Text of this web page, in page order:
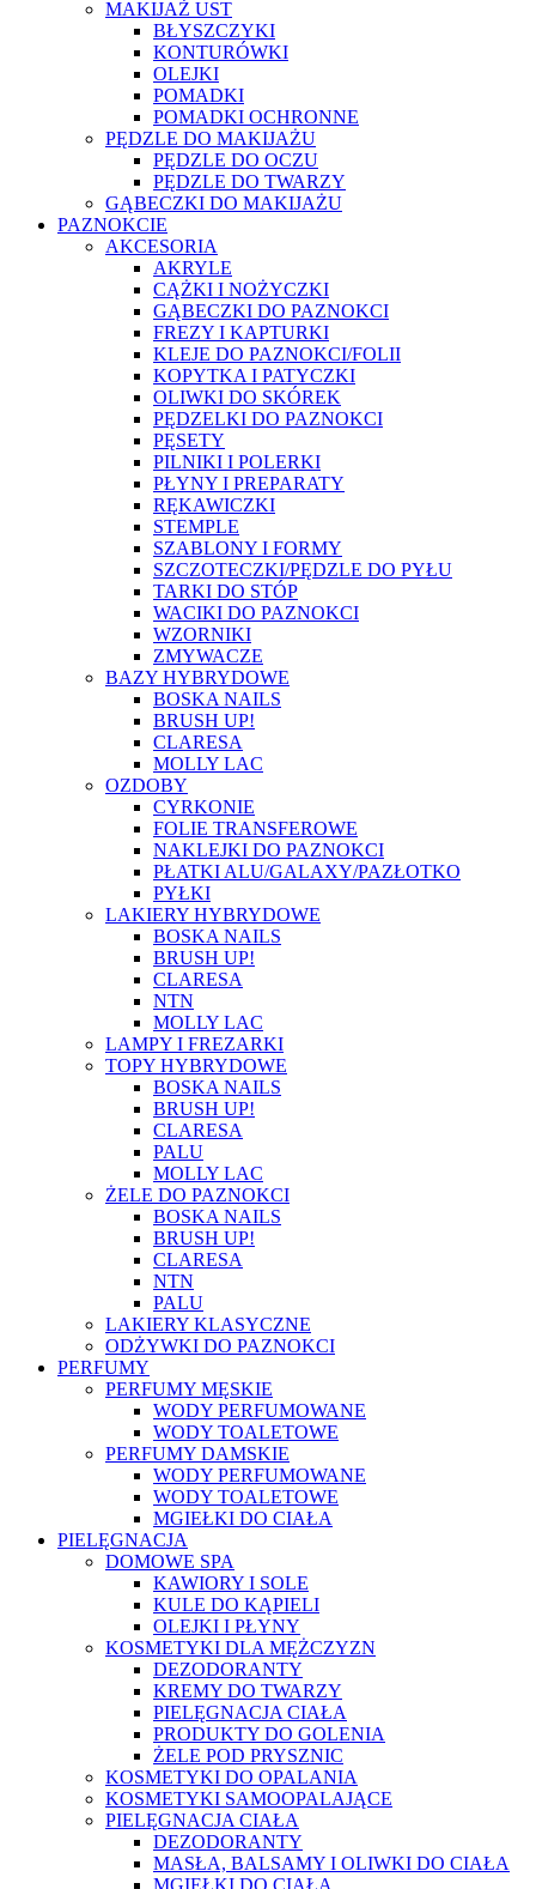
MAKIJAŻ UST
BŁYSZCZYKI
KONTURÓWKI
OLEJKI
POMADKI
POMADKI OCHRONNE
PĘDZLE DO MAKIJAŻU
PĘDZLE DO OCZU
PĘDZLE DO TWARZY
GĄBECZKI DO MAKIJAŻU
PAZNOKCIE
AKCESORIA
AKRYLE
CĄŻKI I NOŻYCZKI
GĄBECZKI DO PAZNOKCI
FREZY I KAPTURKI
KLEJE DO PAZNOKCI/FOLII
KOPYTKA I PATYCZKI
OLIWKI DO SKÓREK
PĘDZELKI DO PAZNOKCI
PĘSETY
PILNIKI I POLERKI
PŁYNY I PREPARATY
RĘKAWICZKI
STEMPLE
SZABLONY I FORMY
SZCZOTECZKI/PĘDZLE DO PYŁU
TARKI DO STÓP
WACIKI DO PAZNOKCI
WZORNIKI
ZMYWACZE
BAZY HYBRYDOWE
BOSKA NAILS
BRUSH UP!
CLARESA
MOLLY LAC
OZDOBY
CYRKONIE
FOLIE TRANSFEROWE
NAKLEJKI DO PAZNOKCI
PŁATKI ALU/GALAXY/PAZŁOTKO
PYŁKI
LAKIERY HYBRYDOWE
BOSKA NAILS
BRUSH UP!
CLARESA
NTN
MOLLY LAC
LAMPY I FREZARKI
TOPY HYBRYDOWE
BOSKA NAILS
BRUSH UP!
CLARESA
PALU
MOLLY LAC
ŻELE DO PAZNOKCI
BOSKA NAILS
BRUSH UP!
CLARESA
NTN
PALU
LAKIERY KLASYCZNE
ODŻYWKI DO PAZNOKCI
PERFUMY
PERFUMY MĘSKIE
WODY PERFUMOWANE
WODY TOALETOWE
PERFUMY DAMSKIE
WODY PERFUMOWANE
WODY TOALETOWE
MGIEŁKI DO CIAŁA
PIELĘGNACJA
DOMOWE SPA
KAWIORY I SOLE
KULE DO KĄPIELI
OLEJKI I PŁYNY
KOSMETYKI DLA MĘŻCZYZN
DEZODORANTY
KREMY DO TWARZY
PIELĘGNACJA CIAŁA
PRODUKTY DO GOLENIA
ŻELE POD PRYSZNIC
KOSMETYKI DO OPALANIA
KOSMETYKI SAMOOPALAJĄCE
PIELĘGNACJA CIAŁA
DEZODORANTY
MASŁA, BALSAMY I OLIWKI DO CIAŁA
MGIEŁKI DO CIAŁA